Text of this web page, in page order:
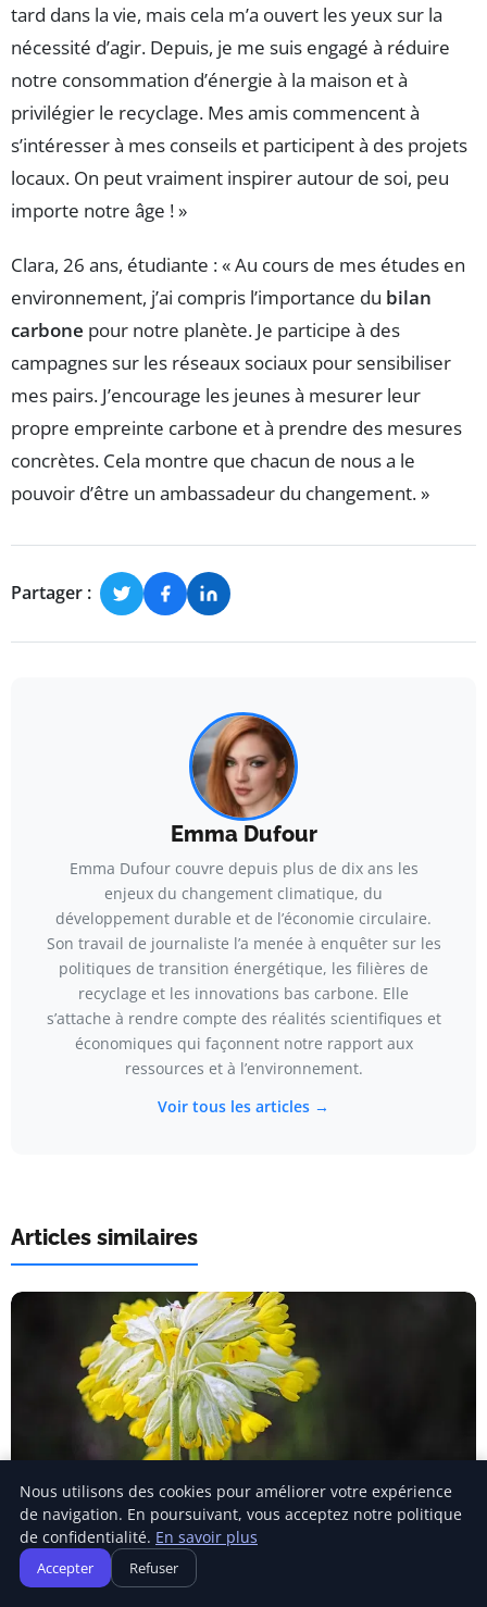
tard dans la vie, mais cela m’a ouvert les yeux sur la
nécessité d’agir. Depuis, je me suis engagé à réduire
notre consommation d’énergie à la maison et à
privilégier le recyclage. Mes amis commencent à
s’intéresser à mes conseils et participent à des projets
locaux. On peut vraiment inspirer autour de soi, peu
importe notre âge ! »
Clara, 26 ans, étudiante : « Au cours de mes études en
environnement, j’ai compris l’importance du bilan
carbone pour notre planète. Je participe à des
campagnes sur les réseaux sociaux pour sensibiliser
mes pairs. J’encourage les jeunes à mesurer leur
propre empreinte carbone et à prendre des mesures
concrètes. Cela montre que chacun de nous a le
pouvoir d’être un ambassadeur du changement. »
Partager :
Emma Dufour
Emma Dufour couvre depuis plus de dix ans les
enjeux du changement climatique, du
développement durable et de l’économie circulaire.
Son travail de journaliste l’a menée à enquêter sur les
politiques de transition énergétique, les filières de
recyclage et les innovations bas carbone. Elle
s’attache à rendre compte des réalités scientifiques et
économiques qui façonnent notre rapport aux
ressources et à l’environnement.
Voir tous les articles →
Articles similaires
SENSIBILISATION ÉCOLOGIQUE
Greenwashing : les clés pour reconnaître et
Nous utilisons des cookies pour améliorer votre expérience
de navigation. En poursuivant, vous acceptez notre politique
de confidentialité. En savoir plus
Accepter Refuser